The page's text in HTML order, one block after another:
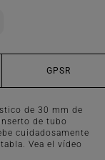
GPSR
de 30 mm de
de tubo
cuidadosamente
Vea el vídeo